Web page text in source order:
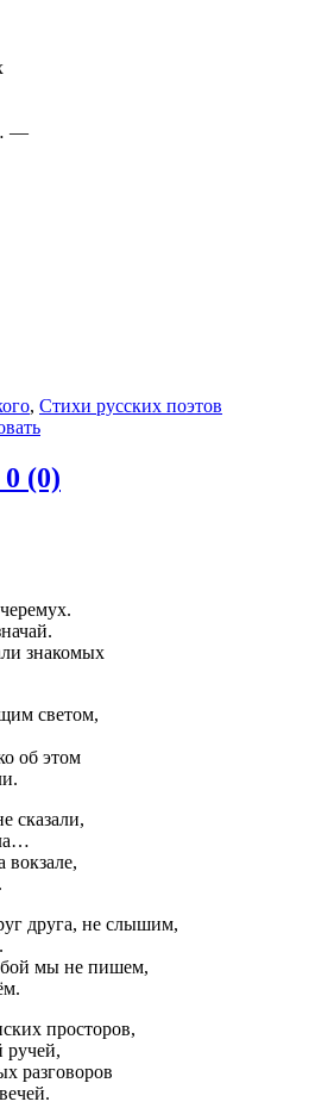
—
, Стихи русских поэтов
0 (0)
знакомых
светом,
об этом
сказали,
вокзале,
друга, не слышим,
мы не пишем,
просторов,
ручей,
разговоров